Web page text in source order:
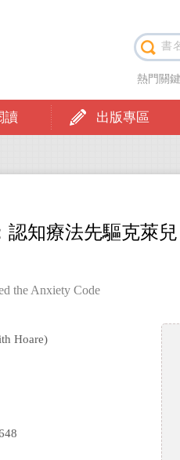
讀 出版專區
熱門關
認知療法先驅克萊
the Anxiety Code
Hoare)